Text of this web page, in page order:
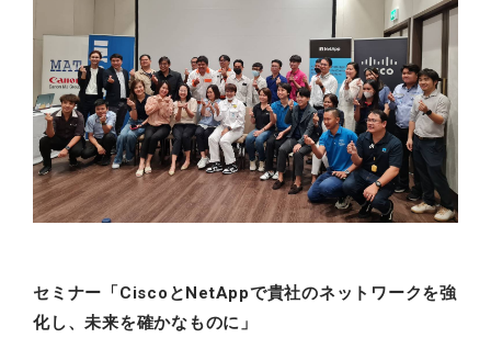
セミナー「CiscoとNetAppで貴社のネットワークを強
化し、未来を確かなものに」